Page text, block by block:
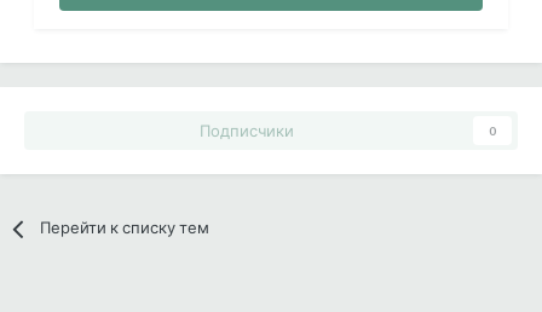
Подписчики 0
Перейти к списку тем